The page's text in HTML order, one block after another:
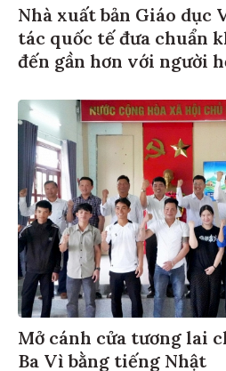
Nhà xuất bản Giáo dục
tác quốc tế đưa chuẩn
đến gần hơn với người
Mở cánh cửa tương lai
Ba Vì bằng tiếng Nhật